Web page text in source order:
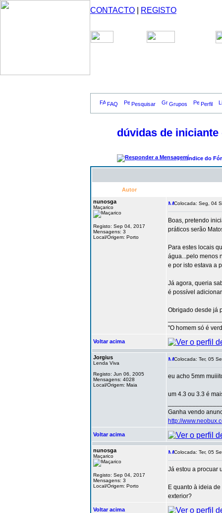
CONTACTO REGISTO
FAQ Pesquisar Grupos Perfil
dúvidas de iniciante
Índice do
Autor
nunosga
Maçarico
Registo: Sep 04, 2017
Mensagens: 3
Local/Origem: Porto
Colocada: Seg, 04
Boas, pretendo
práticos serão
Para estes locais
água...pelo menos
e por isto estava a
Já agora, queria
é possível
Obrigado desde já
"O homem só é
Voltar acima
Jorgius
Lenda Viva
Registo: Jun 06, 2005
Mensagens: 4028
Local/Origem: Maia
Colocada: Ter, 05
eu acho 5mm
um 4.3 ou 3.3 é
Ganha vendo
http://
Voltar acima
nunosga
Maçarico
Registo: Sep 04, 2017
Mensagens: 3
Local/Origem: Porto
Colocada: Ter, 05
Já estou a procuar
E quanto à ideia
exterior?
Voltar acima